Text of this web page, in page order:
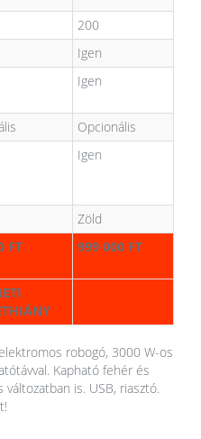
200
Igen
Igen
Opcionális
Igen
Zöld
FT 999 000 FT
robogó, 3000 W-os
Kapható fehér és
is. USB, riasztó.